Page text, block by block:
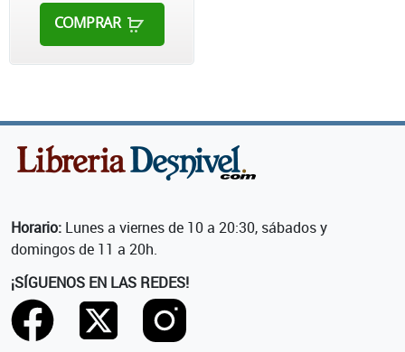
COMPRAR
Horario: Lunes a viernes de 10 a 20:30, sábados y
domingos de 11 a 20h.
¡SÍGUENOS EN LAS REDES!